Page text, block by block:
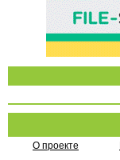
О проекте